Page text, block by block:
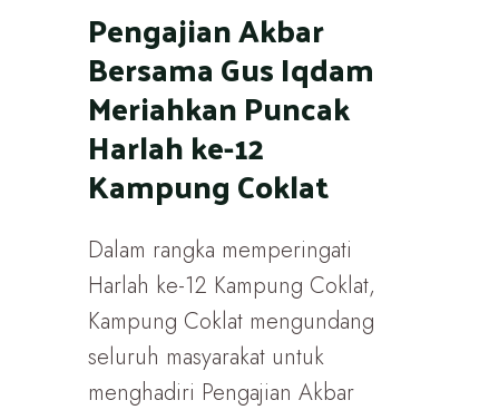
Pengajian Akbar
Bersama Gus Iqdam
Meriahkan Puncak
Harlah ke-12
Kampung Coklat
Dalam rangka memperingati
Harlah ke-12 Kampung Coklat,
Kampung Coklat mengundang
seluruh masyarakat untuk
menghadiri Pengajian Akbar